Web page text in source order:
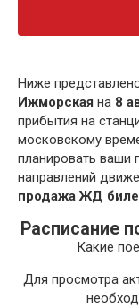
Ниже
Ижморская на 8
прибытия на
московскому
планировать ваши
направлений
продажа ЖД
Расписание
Какие
Для просмотра